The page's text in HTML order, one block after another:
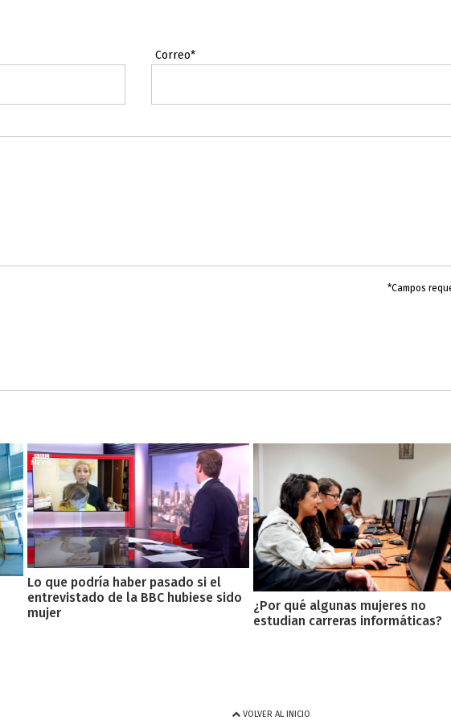
Correo*
*Campos
Lo que podría haber pasado si el
entrevistado de la BBC hubiese sido
mujer
¿Por qué algunas mujeres no
estudian carreras informáticas?
VOLVER AL INICIO